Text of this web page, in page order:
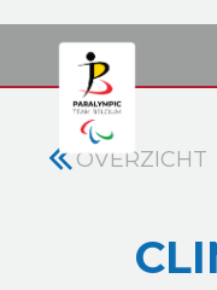
OVERZICHT